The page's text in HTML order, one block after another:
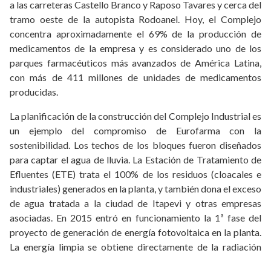
a las carreteras Castello Branco y Raposo Tavares y cerca del
tramo oeste de la autopista Rodoanel. Hoy, el Complejo
concentra aproximadamente el 69% de la producción de
medicamentos de la empresa y es considerado uno de los
parques farmacéuticos más avanzados de América Latina,
con más de 411 millones de unidades de medicamentos
producidas.
La planificación de la construcción del Complejo Industrial es
un ejemplo del compromiso de Eurofarma con la
sostenibilidad. Los techos de los bloques fueron diseñados
para captar el agua de lluvia. La Estación de Tratamiento de
Efluentes (ETE) trata el 100% de los residuos (cloacales e
industriales) generados en la planta, y también dona el exceso
de agua tratada a la ciudad de Itapevi y otras empresas
asociadas. En 2015 entró en funcionamiento la 1ª fase del
proyecto de generación de energía fotovoltaica en la planta.
La energía limpia se obtiene directamente de la radiación